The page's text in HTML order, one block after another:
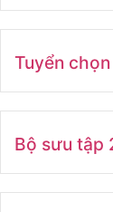
Tuyển
Bộ sưu tập